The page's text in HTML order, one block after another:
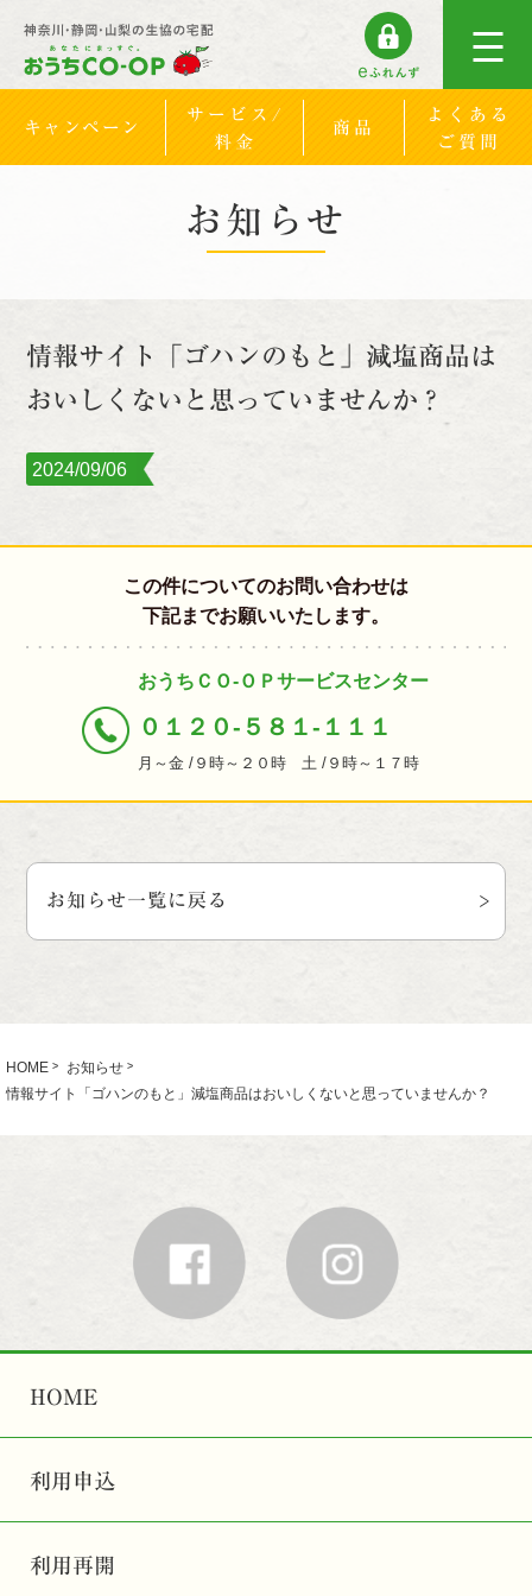
キャンペーン
サービス/
料金
商品
よくある
ご質問
お知らせ
情報サイト「ゴハンのもと」減塩商品は
おいしくないと思っていませんか？
2024/09/06
この件についてのお問い合わせは
下記までお願いいたします。
おうちＣＯ-ＯＰサービスセンター
０１２０-５８１-１１１
月～金 /９時～２０時 土 /９時～１７時
お知らせ一覧に戻る
HOME
お知らせ
情報サイト「ゴハンのもと」減塩商品はおいしくないと思っていませんか？
HOME
利用申込
利用再開